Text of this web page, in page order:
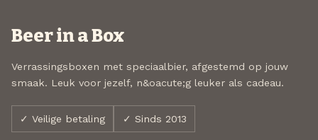
Beer in a Box
Verrassingsboxen met speciaalbier, afgestemd op jouw
smaak. Leuk voor jezelf, n&oacute;g leuker als cadeau.
✓ Veilige betaling ✓ Sinds 2013